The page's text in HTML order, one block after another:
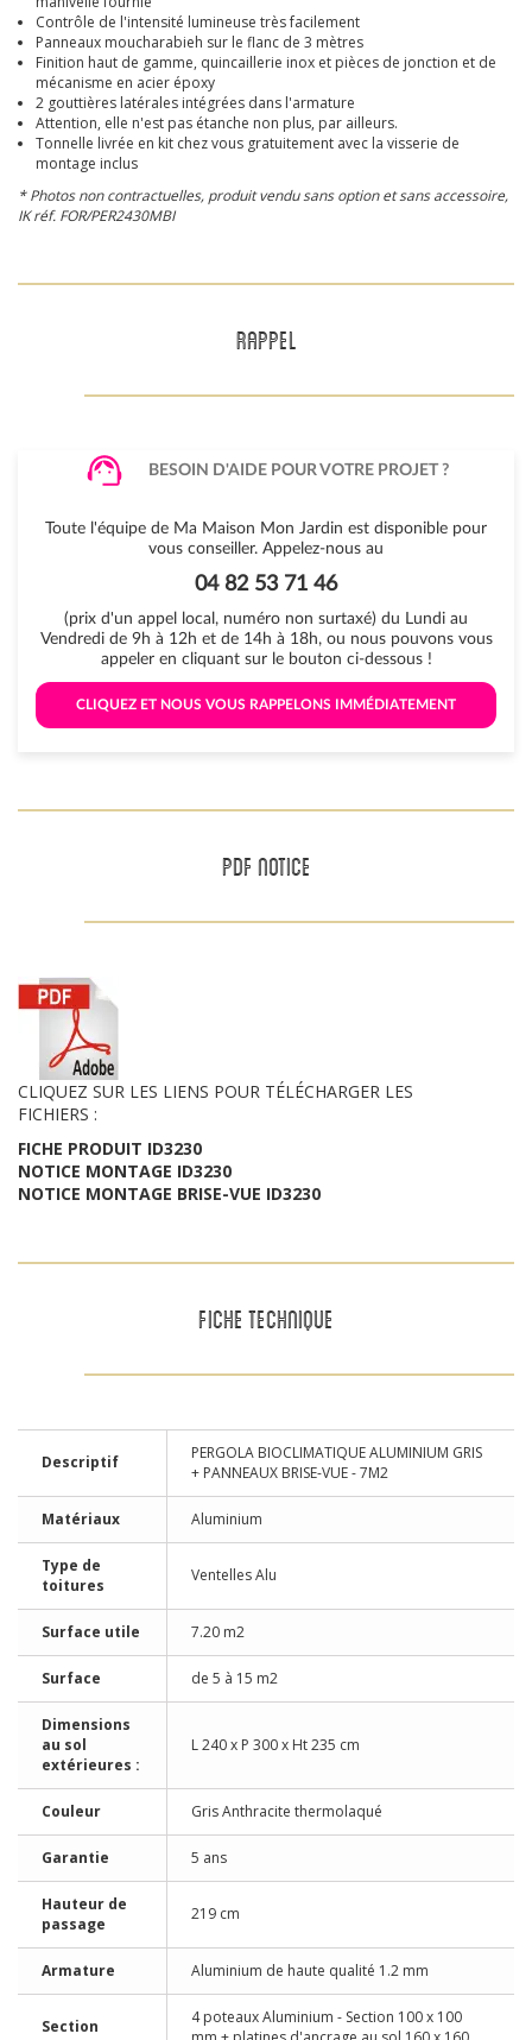
Contrôle de l'intensité lumineuse très facilement
Panneaux moucharabieh sur le flanc de 3 mètres
Finition haut de gamme, quincaillerie inox et pièces de jonction et de
mécanisme en acier époxy
2 gouttières latérales intégrées dans l'armature
Attention, elle n'est pas étanche non plus, par ailleurs.
Tonnelle livrée en kit chez vous gratuitement avec la visserie de
montage inclus
* Photos non contractuelles, produit vendu sans option et sans accessoire,
IK réf. FOR/PER2430MBI
RAPPEL
BESOIN D'AIDE POUR VOTRE PROJET ?
Toute l'équipe de Ma Maison Mon Jardin est disponible pour
vous conseiller. Appelez-nous au
04 82 53 71 46
(prix d'un appel local, numéro non surtaxé) du Lundi au
Vendredi de 9h à 12h et de 14h à 18h, ou nous pouvons vous
appeler en cliquant sur le bouton ci-dessous !
CLIQUEZ ET NOUS VOUS RAPPELONS IMMÉDIATEMENT
PDF NOTICE
CLIQUEZ SUR LES LIENS POUR TÉLÉCHARGER LES
FICHIERS :
FICHE PRODUIT ID3230
NOTICE MONTAGE ID3230
NOTICE MONTAGE BRISE-VUE ID3230
FICHE TECHNIQUE
Descriptif
PERGOLA BIOCLIMATIQUE ALUMINIUM GRIS
+ PANNEAUX BRISE-VUE - 7M2
Matériaux Aluminium
Type de
toitures
Ventelles Alu
Surface utile 7.20 m2
Surface de 5 à 15 m2
Dimensions
au sol
extérieures :
L 240 x P 300 x Ht 235 cm
Couleur Gris Anthracite thermolaqué
Garantie 5 ans
Hauteur de
passage
219 cm
Armature Aluminium de haute qualité 1.2 mm
Section
4 poteaux Aluminium - Section 100 x 100